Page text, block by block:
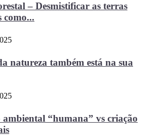
– Desmistificar as terras
como...
natureza também está na sua
ambiental “humana” vs criação